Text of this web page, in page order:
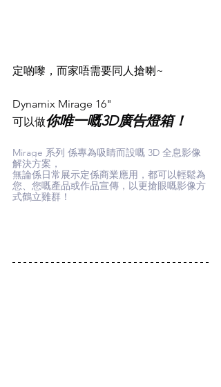
定啲嚟，而家唔需要同人搶喇~
Dynamix Mirage 16"
可以做你唯一嘅3D廣告燈箱！
Mirage 系列 係專為吸睛而設嘅 3D 全息影像
解決方案，
無論係日常展示定係商業應用，都可以輕鬆為
您、您嘅產品或作品宣傳，以更搶眼嘅影像方
式鶴立雞群！